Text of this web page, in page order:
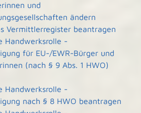
und
ändern
Vermittlerregister beantragen
Handwerksrolle -
für EU-/EWR-Bürger und
(nach § 9 Abs. 1 HWO)
Handwerksrolle -
nach § 8 HWO beantragen